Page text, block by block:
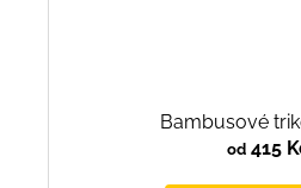
Bambusové
od415